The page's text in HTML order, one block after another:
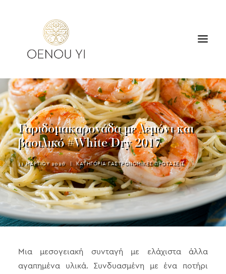
ΟΙΝΟΠΟΙΕΙΟ
ΠΡΟΪΟΝΤΑ
ΠΕΡΙΗΓΗΣΕΙΣ & ΓΕΥΣΙΓΝΩΣΙΑ
ΔΙΑΜΟΝΗ
ΕΠΙΚΟΙΝΩΝΙΑ
SEARCH
Γαριδομακαρονάδα με λεμόνι και
βασιλικό #White Dry 2017
11 ΜΑΡΤΙΟΥ 2020 | ΚΑΤΗΓΟΡΙΑΓΑΣΤΡΟΝΟΜΙΚΕΣ ΠΡΟΤΑΣΕΙΣ
Μια μεσογειακή συνταγή με ελάχιστα άλλα
αγαπημένα υλικά. Συνδυασμένη με ένα ποτήρι